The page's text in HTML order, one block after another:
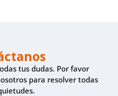
tus dudas. Por favor
para resolver todas